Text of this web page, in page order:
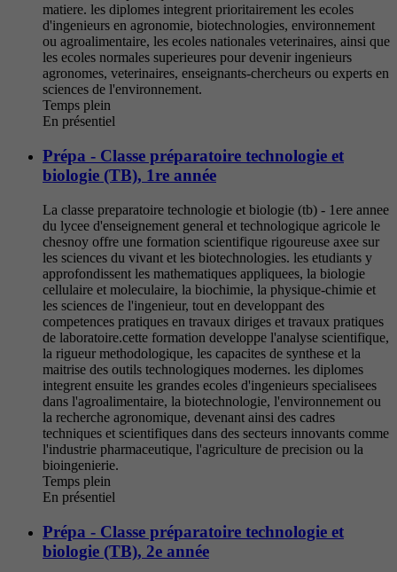
matiere. les diplomes integrent prioritairement les ecoles
d'ingenieurs en agronomie, biotechnologies, environnement
ou agroalimentaire, les ecoles nationales veterinaires, ainsi que
les ecoles normales superieures pour devenir ingenieurs
agronomes, veterinaires, enseignants-chercheurs ou experts en
sciences de l'environnement.
Temps plein
En présentiel
Prépa - Classe préparatoire technologie et
biologie (TB), 1re année
La classe preparatoire technologie et biologie (tb) - 1ere annee
du lycee d'enseignement general et technologique agricole le
chesnoy offre une formation scientifique rigoureuse axee sur
les sciences du vivant et les biotechnologies. les etudiants y
approfondissent les mathematiques appliquees, la biologie
cellulaire et moleculaire, la biochimie, la physique-chimie et
les sciences de l'ingenieur, tout en developpant des
competences pratiques en travaux diriges et travaux pratiques
de laboratoire.cette formation developpe l'analyse scientifique,
la rigueur methodologique, les capacites de synthese et la
maitrise des outils technologiques modernes. les diplomes
integrent ensuite les grandes ecoles d'ingenieurs specialisees
dans l'agroalimentaire, la biotechnologie, l'environnement ou
la recherche agronomique, devenant ainsi des cadres
techniques et scientifiques dans des secteurs innovants comme
l'industrie pharmaceutique, l'agriculture de precision ou la
bioingenierie.
Temps plein
En présentiel
Prépa - Classe préparatoire technologie et
biologie (TB), 2e année